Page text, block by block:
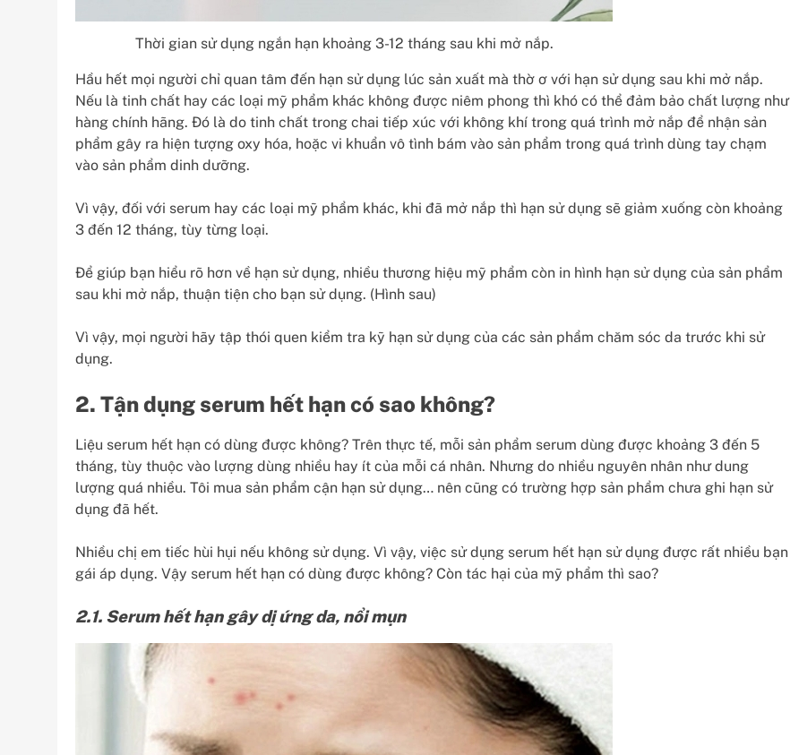
Thời gian sử dụng ngắn hạn khoảng 3-12 tháng sau khi mở nắp.
Hầu hết mọi người chỉ quan tâm đến hạn sử dụng lúc sản xuất mà thờ ơ với hạn sử dụng sau khi mở nắp.
Nếu là tinh chất hay các loại mỹ phẩm khác không được niêm phong thì khó có thể đảm bảo chất lượng như
hàng chính hãng. Đó là do tinh chất trong chai tiếp xúc với không khí trong quá trình mở nắp để nhận sản
phẩm gây ra hiện tượng oxy hóa, hoặc vi khuẩn vô tình bám vào sản phẩm trong quá trình dùng tay chạm
vào sản phẩm dinh dưỡng.
Vì vậy, đối với serum hay các loại mỹ phẩm khác, khi đã mở nắp thì hạn sử dụng sẽ giảm xuống còn khoảng
3 đến 12 tháng, tùy từng loại.
Để giúp bạn hiểu rõ hơn về hạn sử dụng, nhiều thương hiệu mỹ phẩm còn in hình hạn sử dụng của sản phẩm
sau khi mở nắp, thuận tiện cho bạn sử dụng. (Hình sau)
Vì vậy, mọi người hãy tập thói quen kiểm tra kỹ hạn sử dụng của các sản phẩm chăm sóc da trước khi sử
dụng.
2. Tận dụng serum hết hạn có sao không?
Liệu serum hết hạn có dùng được không? Trên thực tế, mỗi sản phẩm serum dùng được khoảng 3 đến 5
tháng, tùy thuộc vào lượng dùng nhiều hay ít của mỗi cá nhân. Nhưng do nhiều nguyên nhân như dung
lượng quá nhiều. Tôi mua sản phẩm cận hạn sử dụng… nên cũng có trường hợp sản phẩm chưa ghi hạn sử
dụng đã hết.
Nhiều chị em tiếc hùi hụi nếu không sử dụng. Vì vậy, việc sử dụng serum hết hạn sử dụng được rất nhiều bạn
gái áp dụng. Vậy serum hết hạn có dùng được không? Còn tác hại của mỹ phẩm thì sao?
2.1. Serum hết hạn gây dị ứng da, nổi mụn